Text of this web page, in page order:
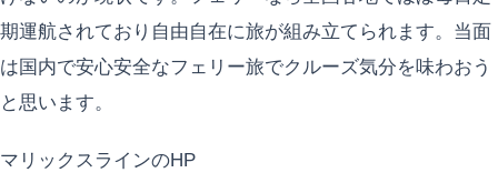
期運航されており自由自在に旅が組み立てられます。当面
は国内で安心安全なフェリー旅でクルーズ気分を味わおう
と思います。
マリックスラインのHP